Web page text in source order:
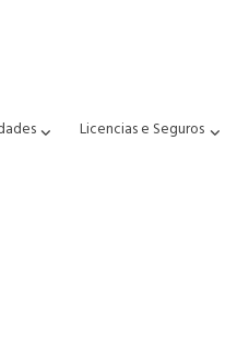
Licencias e Seguros